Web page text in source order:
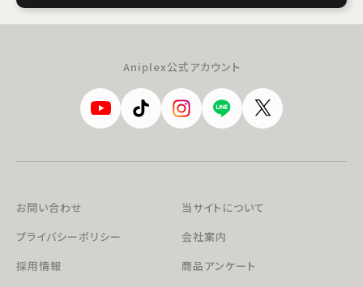
Aniplex公式アカウント
お問い合わせ
当サイトについて
プライバシーポリシー
会社案内
採用情報
商品アンケート